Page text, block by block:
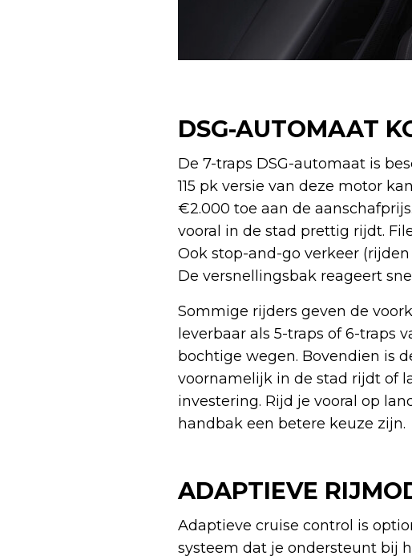
DSG-AUTOMAAT
De 7-traps DSG-automaat is
115 pk versie van deze motor
€2.000 toe aan de
vooral in de stad prettig rijdt.
Ook stop-and-go verkeer
De versnellingsbak reageert
Sommige rijders geven de
leverbaar als 5-traps of 6-traps
bochtige wegen. Bovendien is
voornamelijk in de stad rijdt of
investering. Rijd je vooral op
handbak een betere keuze zijn.
ADAPTIEVE
Adaptieve cruise control is
systeem dat je ondersteunt bij